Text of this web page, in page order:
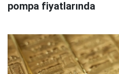
pompa fiyatlarında